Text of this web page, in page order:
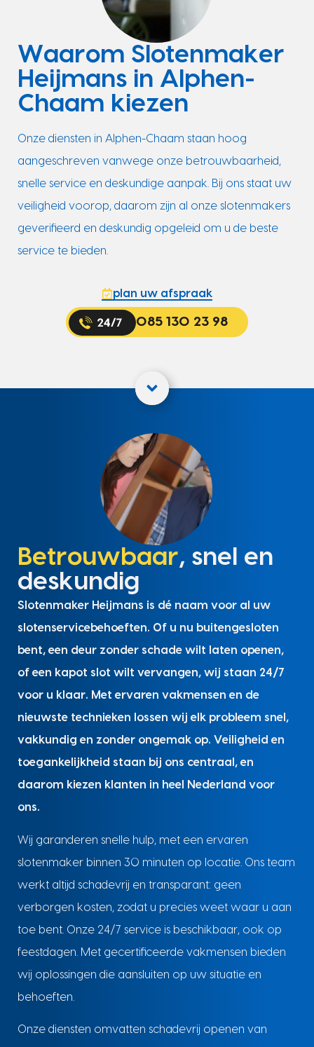
Waarom Slotenmaker
Heijmans in Alphen-
Chaam kiezen
Onze diensten in Alphen-Chaam staan hoog
aangeschreven vanwege onze betrouwbaarheid,
snelle service en deskundige aanpak. Bij ons staat uw
veiligheid voorop, daarom zijn al onze slotenmakers
geverifieerd en deskundig opgeleid om u de beste
service te bieden.
plan uw afspraak
085 130 23 98
Betrouwbaar, snel en
deskundig
Slotenmaker Heijmans is dé naam voor al uw
slotenservicebehoeften. Of u nu buitengesloten
bent, een deur zonder schade wilt laten openen,
of een kapot slot wilt vervangen, wij staan 24/7
voor u klaar. Met ervaren vakmensen en de
nieuwste technieken lossen wij elk probleem snel,
vakkundig en zonder ongemak op. Veiligheid en
toegankelijkheid staan bij ons centraal, en
daarom kiezen klanten in heel Nederland voor
ons.
Wij garanderen snelle hulp, met een ervaren
slotenmaker binnen 30 minuten op locatie. Ons team
werkt altijd schadevrij en transparant: geen
verborgen kosten, zodat u precies weet waar u aan
toe bent. Onze 24/7 service is beschikbaar, ook op
feestdagen. Met gecertificeerde vakmensen bieden
wij oplossingen die aansluiten op uw situatie en
behoeften.
Onze diensten omvatten schadevrij openen van